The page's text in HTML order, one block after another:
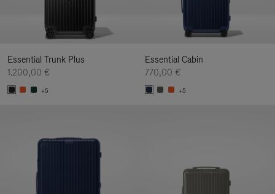
Essential Trunk Plus
1.200,00 €
+5
Essential Cabin
770,00 €
+5